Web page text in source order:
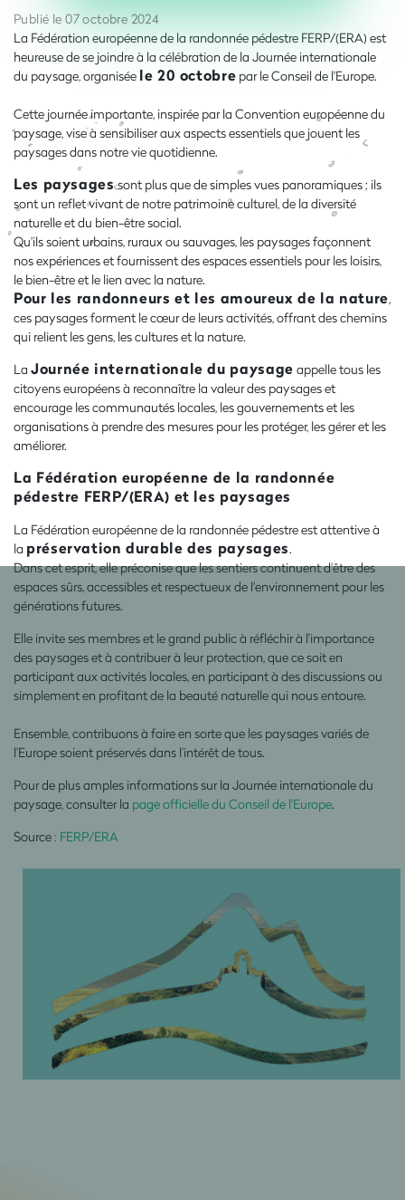
Publié le 07 octobre 2024
La Fédération européenne de la randonnée pédestre FERP/(ERA) est
heureuse de se joindre à la célébration de la Journée internationale
du paysage, organisée le 20 octobre par le Conseil de l'Europe.
Cette journée importante, inspirée par la Convention européenne du
paysage, vise à sensibiliser aux aspects essentiels que jouent les
paysages dans notre vie quotidienne.
Les paysagessont plus que de simples vues panoramiques ; ils
sont un reflet vivant de notre patrimoine culturel, de la diversité
naturelle et du bien-être social.
Qu'ils soient urbains, ruraux ou sauvages, les paysages façonnent
nos expériences et fournissent des espaces essentiels pour les loisirs,
le bien-être et le lien avec la nature.
Pour les randonneurs et les amoureux de la nature,
ces paysages forment le cœur de leurs activités, offrant des chemins
qui relient les gens, les cultures et la nature.
La Journée internationale du paysage appelle tous les
citoyens européens à reconnaître la valeur des paysages et
encourage les communautés locales, les gouvernements et les
organisations à prendre des mesures pour les protéger, les gérer et les
améliorer.
La Fédération européenne de la randonnée
pédestre FERP/(ERA) et les paysages
La Fédération européenne de la randonnée pédestre est attentive à
la préservation durable des paysages.
Dans cet esprit, elle préconise que les sentiers continuent d'être des
espaces sûrs, accessibles et respectueux de l'environnement pour les
générations futures.
Elle invite ses membres et le grand public à réfléchir à l'importance
des paysages et à contribuer à leur protection, que ce soit en
participant aux activités locales, en participant à des discussions ou
simplement en profitant de la beauté naturelle qui nous entoure.
Ensemble, contribuons à faire en sorte que les paysages variés de
l’Europe soient préservés dans l’intérêt de tous.
Pour de plus amples informations sur la Journée internationale du
paysage, consulter la page officielle du Conseil de l'Europe.
Source: FERP/ERA